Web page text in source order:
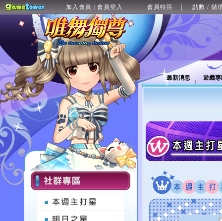
加入會員 | 會員登入 會員特區 點數 / 儲
最新消息 遊戲